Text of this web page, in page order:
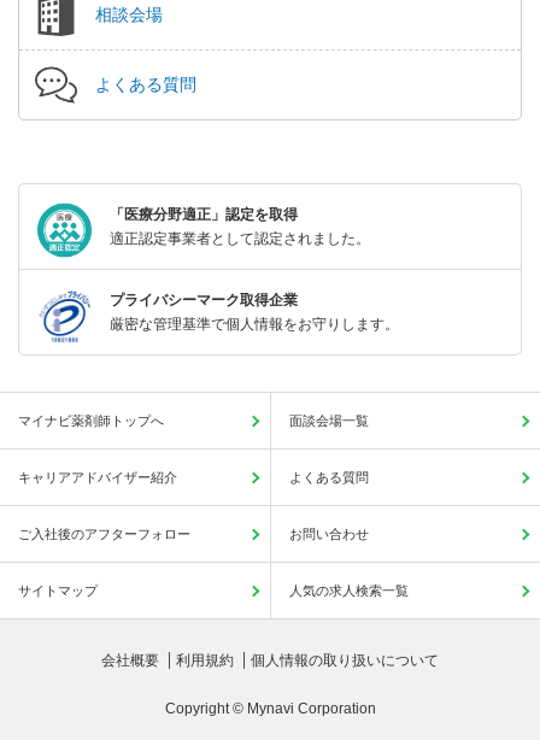
相談会場
よくある質問
「医療分野適正」認定を取得
適正認定事業者として認定されました。
プライバシーマーク取得企業
厳密な管理基準で個人情報をお守りします。
マイナビ薬剤師トップへ 面談会場一覧
キャリアアドバイザー紹介 よくある質問
ご入社後のアフターフォロー お問い合わせ
サイトマップ 人気の求人検索一覧
会社概要 利用規約 個人情報の取り扱いについて
Copyright © Mynavi Corporation